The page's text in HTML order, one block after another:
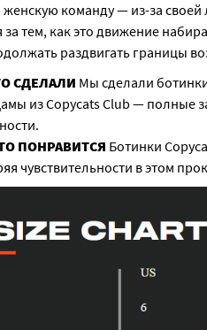
команду — из-за своей
тем, как это движение
раздвигать границы
СДЕЛАЛИ Мы сделали
из Copycats Club — полные
ПОНРАВИТСЯ Ботинки
чувствительности в этом